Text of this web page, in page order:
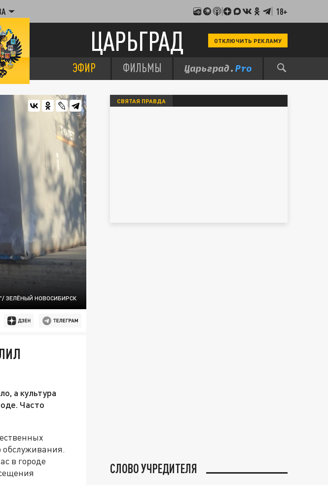
18+
ЦАРЬГРАД ОТКЛЮЧИТЬ РЕКЛАМУ
ЭФИР ФИЛЬМЫ
ЗЕЛЁНЫЙ НОВОСИБИРСК
а культура
Часто
обслуживания.
в городе
СВЯТАЯ ПРАВДА
СЛОВО УЧРЕДИТЕЛЯ